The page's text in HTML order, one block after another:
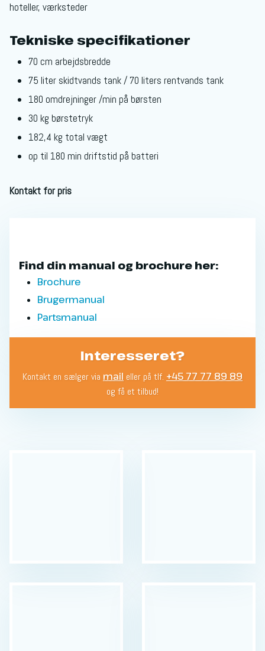
hoteller, værksteder
Tekniske specifikationer
70 cm arbejdsbredde
75 liter skidtvands tank / 70 liters rentvands tank
180 omdrejninger /min på børsten
30 kg børstetryk
182,4 kg total vægt
op til 180 min driftstid på batteri
Kontakt for pris
​Find din manual og brochure her:​
Broch​ure
Brugerm​anual
Partsma​nual
Interesseret?
Kontakt en sælger via mail eller på tlf. +45 77 77 89 89
og få et tilbud!